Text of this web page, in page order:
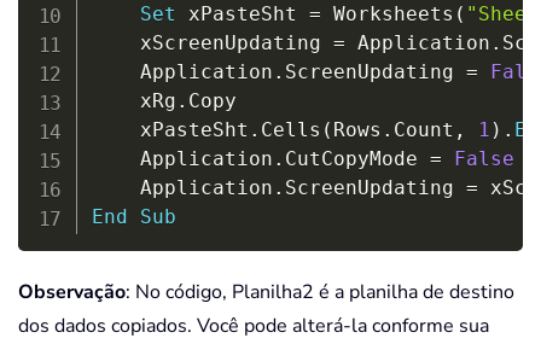
Set xPasteSht = Worksheets (
    xScreenUpdating
= Application .
    Application
. ScreenUpdating =
    xRg
. Copy
    xPasteSht
. Cells ( Rows . Count , 1 ) .
    Application
. CutCopyMode =
False
    Application
. ScreenUpdating =
End
Sub
Observação: No código, Planilha2 é a planilha de destino
dos dados copiados. Você pode alterá-la conforme sua